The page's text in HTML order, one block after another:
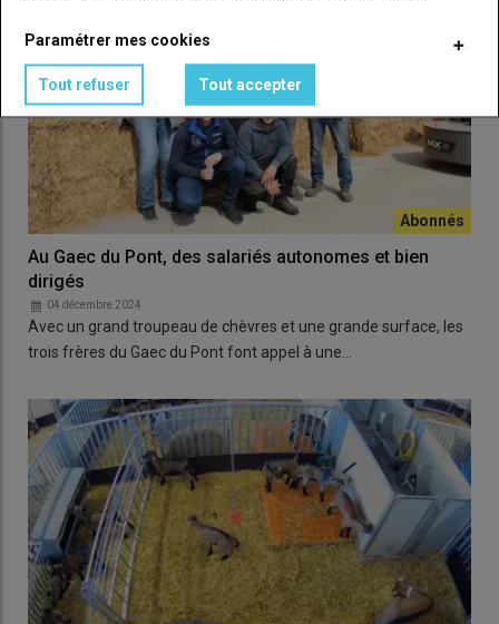
Au Gaec du Pont, des salariés autonomes et bien
dirigés
04 décembre 2024
Avec un grand troupeau de chèvres et une grande surface, les
trois frères du Gaec du Pont font appel à une…
Paramétrer mes cookies
Tout refuser Tout accepter